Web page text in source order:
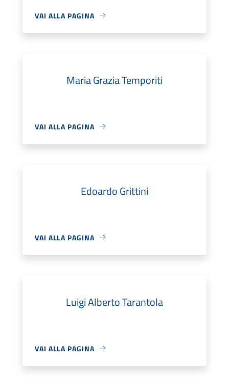
VAI ALLA PAGINA
Maria Grazia Temporiti
VAI ALLA PAGINA
Edoardo Grittini
VAI ALLA PAGINA
Luigi Alberto Tarantola
VAI ALLA PAGINA